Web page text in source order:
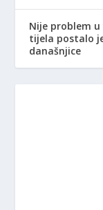
Nije problem
tijela postalo
današnjice